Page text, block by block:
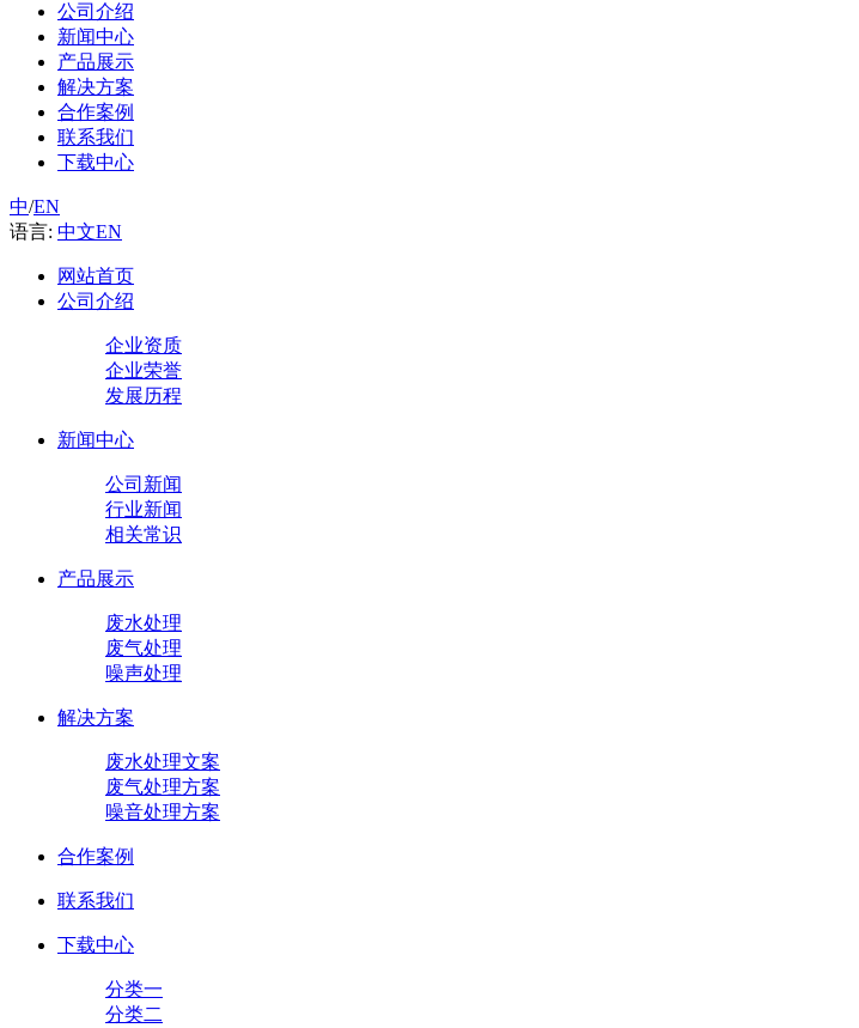
公司介绍
新闻中心
产品展示
解决方案
合作案例
联系我们
下载中心
中/EN
语言: 中文EN
网站首页
公司介绍
企业资质
企业荣誉
发展历程
新闻中心
公司新闻
行业新闻
相关常识
产品展示
废水处理
废气处理
噪声处理
解决方案
废水处理文案
废气处理方案
噪音处理方案
合作案例
联系我们
下载中心
分类一
分类二